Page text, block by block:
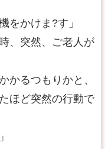
をかけま?す」
、突然、ご老人が
かるつもりかと、
ほど突然の行動で